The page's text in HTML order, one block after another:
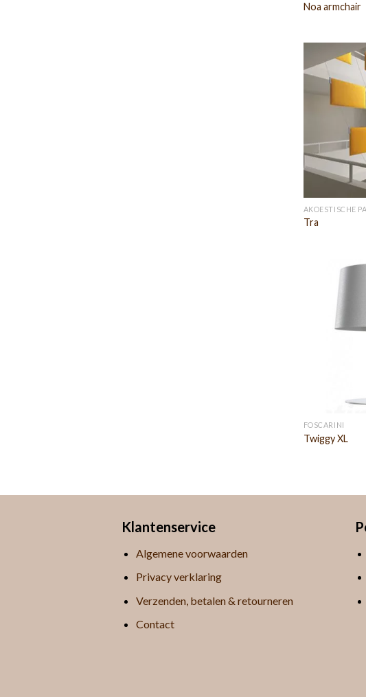
Noa armchair
AKOESTISCHE
Tra
FOSCARINI
Twiggy XL
Klantenservice
Algemene voorwaarden
Privacy verklaring
Verzenden, betalen & retourneren
Contact